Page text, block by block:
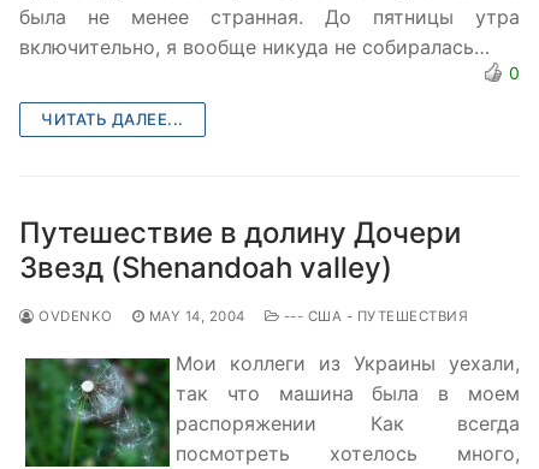
была не менее странная. До пятницы утра
включительно, я вообще никуда не собиралась…
0
ЧИТАТЬ ДАЛЕЕ...
Путешествие в долину Дочери
Звезд (Shenandoah valley)
OVDENKO MAY 14, 2004 --- США - ПУТЕШЕСТВИЯ
Мои коллеги из Украины уехали,
так что машина была в моем
распоряжении Как всегда
посмотреть хотелось много,